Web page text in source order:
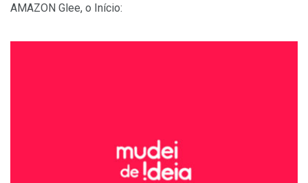
AMAZON Glee, o Início: